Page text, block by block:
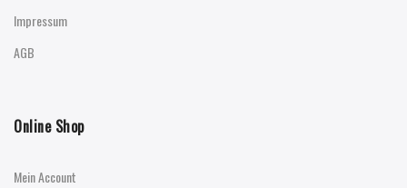
Impressum
AGB
Online Shop
Mein Account